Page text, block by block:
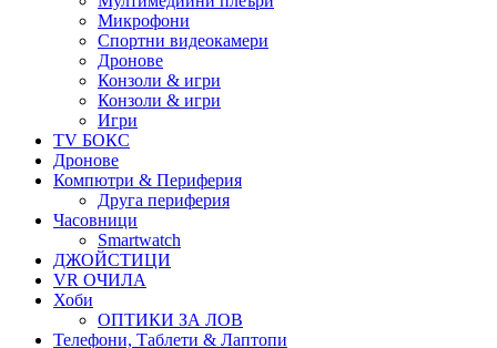
Микрофони
Спортни видеокамери
Дронове
Конзоли & игри
Конзоли & игри
Игри
TV БОКС
Дронове
Компютри & Периферия
Друга периферия
Часовници
Smartwatch
ДЖОЙСТИЦИ
VR ОЧИЛА
Хоби
ОПТИКИ ЗА ЛОВ
Телефони, Таблети & Лаптопи